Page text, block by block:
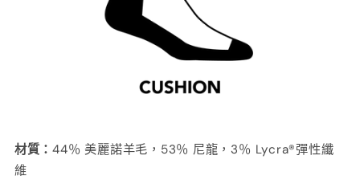
材質 ：44％ 美麗諾羊毛，53％ 尼龍，3％ Lycra®彈性纖
維